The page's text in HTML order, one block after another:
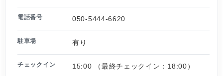
電話番号 050-5444-6620
駐車場 有り
チェックイン 15:00 （最終チェックイン：18:00）